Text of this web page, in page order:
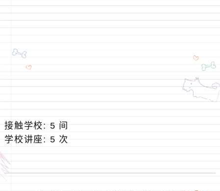
接触学校: 5 间
学校讲座: 5 次